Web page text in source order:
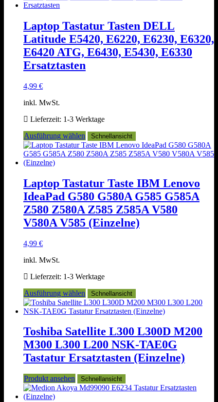
auf.
Die
Optionen
können
auf
Laptop Tastatur Tasten DELL
Latitude E5420, E6220, E6230, E6320,
E6420 ATG, E6430, E5430, E6330
Ersatztasten
4,99 €
inkl. MwSt.
Lieferzeit: 1-3 Werktage
Ausführung wählen
Dieses
Produkt
weist
auf.
Die
Optionen
können
auf
der
Produktseite
Schnellansicht
Laptop Tastatur Taste IBM Lenovo
IdeaPad G580 G580A G585 G585A
Z580 Z580A Z585 Z585A V580
V580A V585 (Einzelne)
4,99 €
inkl. MwSt.
Lieferzeit: 1-3 Werktage
Ausführung wählen
Dieses
Produkt
weist
Varianten
auf.
Die
Optionen
können
der
Produktseite
Schnellansicht
Toshiba Satellite L300 L300D M200
M300 L300 L200 NSK-TAE0G
Tastatur Ersatztasten (Einzelne)
Produkt ansehen Schnellansicht